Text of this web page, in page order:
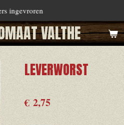
VALTHE
ingevroren
LEVERWORST
€ 2,75